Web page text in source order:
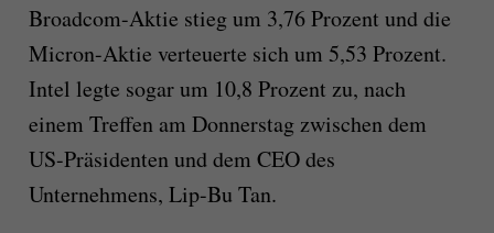
Broadcom-Aktie stieg um 3,76 Prozent und die
Micron-Aktie verteuerte sich um 5,53 Prozent.
Intel legte sogar um 10,8 Prozent zu, nach
einem Treffen am Donnerstag zwischen dem
US-Präsidenten und dem CEO des
Unternehmens, Lip-Bu Tan.